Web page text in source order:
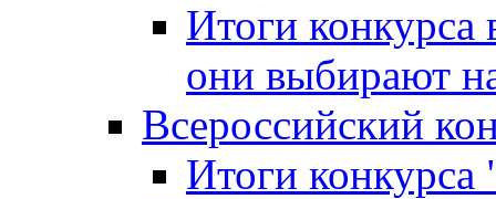
Итоги конкурса
они выбирают
Всероссийский
Итоги